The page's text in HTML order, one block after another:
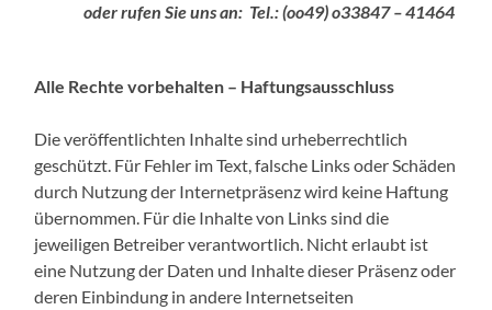
oder rufen Sie uns an: Tel.: (oo49) o33847 – 41464
Alle Rechte vorbehalten – Haftungsausschluss
Die veröffentlichten Inhalte sind urheberrechtlich
geschützt. Für Fehler im Text, falsche Links oder Schäden
durch Nutzung der Internetpräsenz wird keine Haftung
übernommen. Für die Inhalte von Links sind die
jeweiligen Betreiber verantwortlich. Nicht erlaubt ist
eine Nutzung der Daten und Inhalte dieser Präsenz oder
deren Einbindung in andere Internetseiten